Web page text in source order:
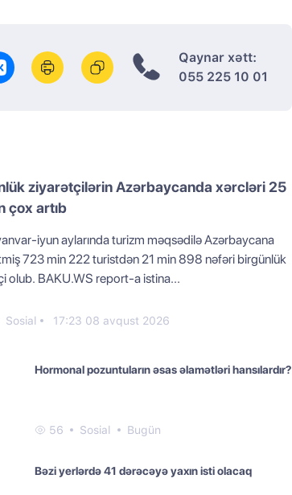
Qaynar xətt:
055 225 10 01
ziyarətçilərin Azərbaycanda xərcləri 25
çox artıb
iyun aylarında turizm məqsədilə Azərbaycana
723 min 222 turistdən 21 min 898 nəfəri birgünlük
olub. BAKU.WS report-a istina...
Sosial 17:23 08 avqust 2026
Hormonal pozuntuların əsas əlamətləri hansılardır?
56 Sosial Bugün
Bəzi yerlərdə 41 dərəcəyə yaxın isti olacaq